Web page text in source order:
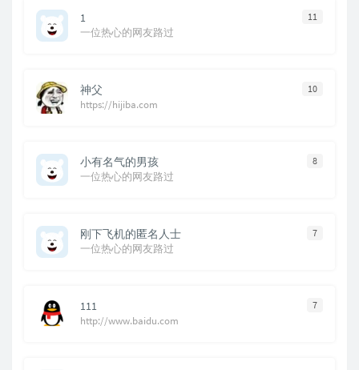
11
1
一位热心的网友路过
10
神父
https://hijiba.com
8
小有名气的男孩
一位热心的网友路过
7
刚下飞机的匿名人士
一位热心的网友路过
7
111
http://www.baidu.com